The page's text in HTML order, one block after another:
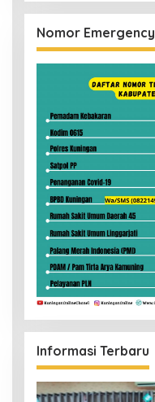
Nomor Emergency
Informasi Terbaru